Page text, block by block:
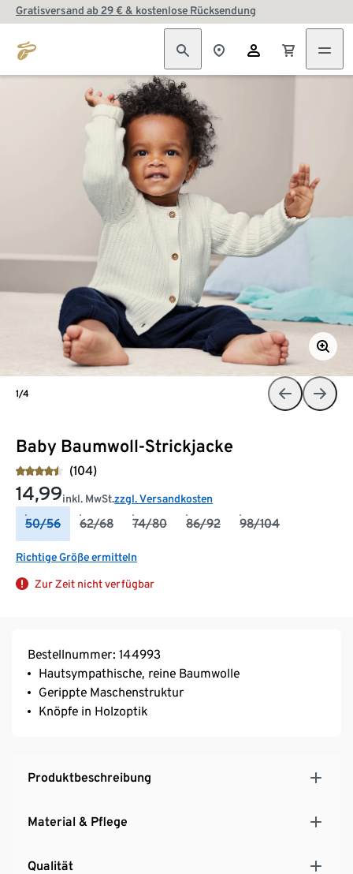
Gratisversand ab 29 € & kostenlose Rücksendung
Baby Baumwoll-Strickjacke
(104)
14,99inkl. MwSt.zzgl. Versandkosten
50/56 62/68 74/80 86/92 98/104
Richtige Größe ermitteln
Zur Zeit nicht verfügbar
1/4
Bestellnummer: 144993
Hautsympathische, reine Baumwolle
Gerippte Maschenstruktur
Knöpfe in Holzoptik
Produktbeschreibung
Material & Pflege
Qualität